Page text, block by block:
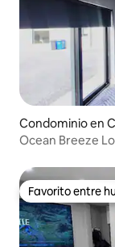
Condominio en
Ocean Breeze
Favorito entre
Favorito entre